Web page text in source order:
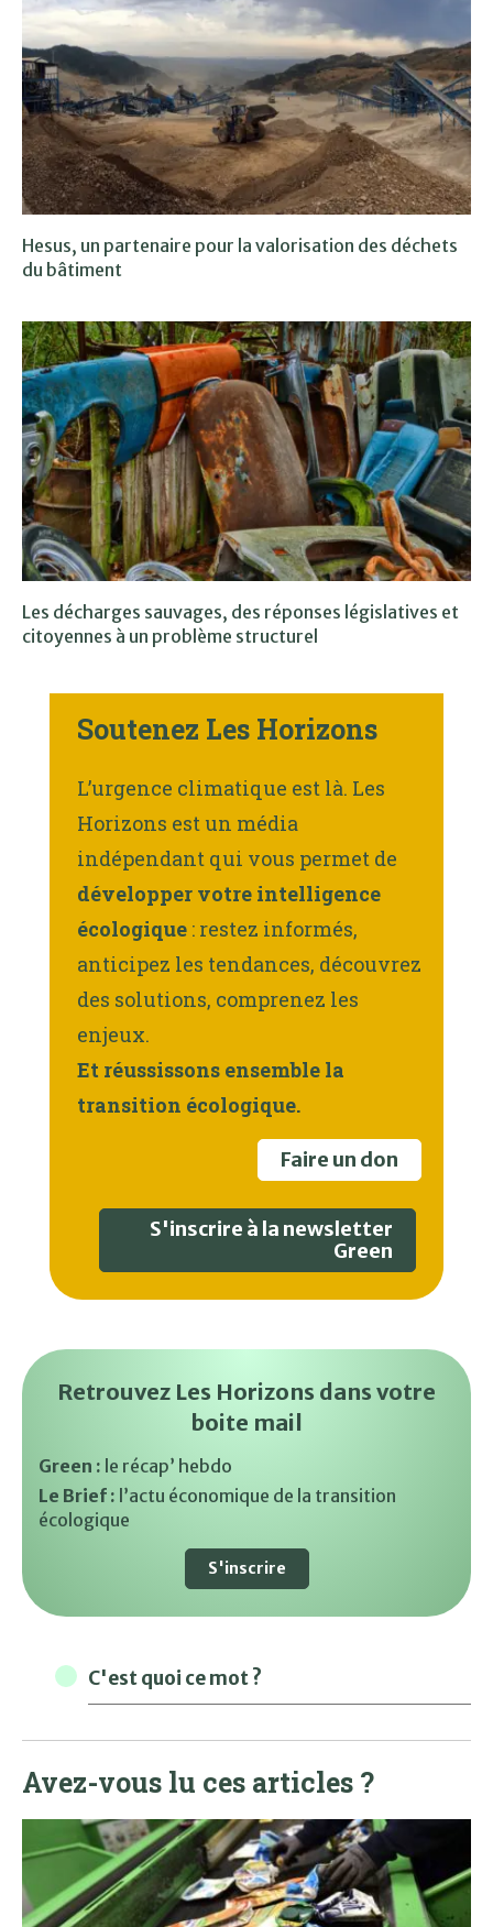
Hesus, un partenaire pour la valorisation des déchets
du bâtiment
Les décharges sauvages, des réponses législatives et
citoyennes à un problème structurel
Soutenez Les Horizons
L’urgence climatique est là. Les
Horizons est un média
indépendant qui vous permet de
développer votre intelligence
écologique : restez informés,
anticipez les tendances, découvrez
des solutions, comprenez les
enjeux.
Et réussissons ensemble la
transition écologique.
Faire un don
S'inscrire à la newsletter
Green
Retrouvez Les Horizons dans votre
boite mail
Green : le récap’ hebdo
Le Brief : l’actu économique de la transition
écologique
S'inscrire
C'est quoi ce mot ?
Avez-vous lu ces articles ?